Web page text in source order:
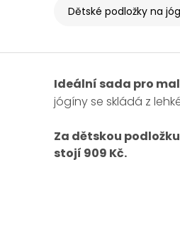
Dětské podložky na
Ideální sada pro
jógíny se skládá z
Za dětskou
stojí 909 Kč.